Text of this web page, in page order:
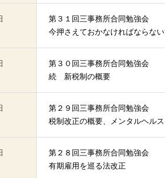
第３１回三事務所合同勉強会
今押さえておかなければならな
第３０回三事務所合同勉強会
続 新税制の概要
第２９回三事務所合同勉強会
税制改正の概要、メンタルヘルス
第２８回三事務所合同勉強会
有期雇用を巡る法改正